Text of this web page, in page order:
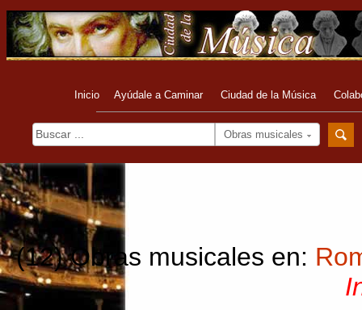
Inicio Ayúdale a Caminar Ciudad de la Música
Obras musicales
(12) Obras musicales en: